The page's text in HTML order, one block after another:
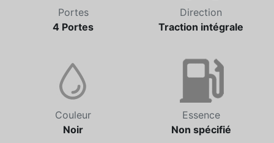
Portes
4 Portes
Direction
Traction intégrale
Couleur
Noir
Essence
Non spécifié